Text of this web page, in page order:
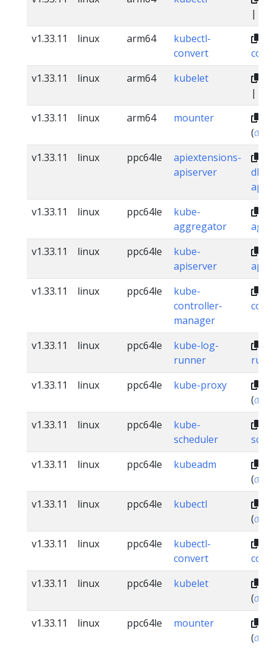
|
v1.33.11
linux arm64
kubectl-
convert
v1.33.11
linux arm64 kubelet
|
v1.33.11
linux arm64 mounter
(
v1.33.11
linux ppc64le
apiextensions-
apiserver
v1.33.11
linux ppc64le
kube-
aggregator
v1.33.11
linux ppc64le
kube-
apiserver
v1.33.11
linux ppc64le
kube-
controller-
manager
v1.33.11 linux ppc64le
kube-log-
runner
v1.33.11
linux ppc64le kube-proxy
(
v1.33.11
linux ppc64le
kube-
scheduler
v1.33.11
linux ppc64le kubeadm
(
v1.33.11
linux ppc64le kubectl
(
v1.33.11
linux ppc64le
kubectl-
convert
v1.33.11
linux ppc64le kubelet
(
v1.33.11
linux ppc64le mounter
(